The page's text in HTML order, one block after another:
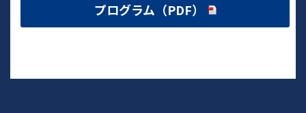
プログラム（PDF）